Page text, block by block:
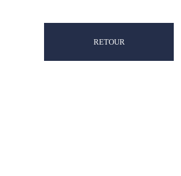
RETOUR